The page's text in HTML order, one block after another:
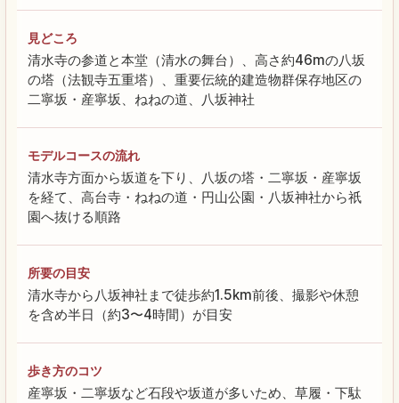
見どころ
清水寺の参道と本堂（清水の舞台）、高さ約46mの八坂
の塔（法観寺五重塔）、重要伝統的建造物群保存地区の
二寧坂・産寧坂、ねねの道、八坂神社
モデルコースの流れ
清水寺方面から坂道を下り、八坂の塔・二寧坂・産寧坂
を経て、高台寺・ねねの道・円山公園・八坂神社から祇
園へ抜ける順路
所要の目安
清水寺から八坂神社まで徒歩約1.5km前後、撮影や休憩
を含め半日（約3〜4時間）が目安
歩き方のコツ
産寧坂・二寧坂など石段や坂道が多いため、草履・下駄